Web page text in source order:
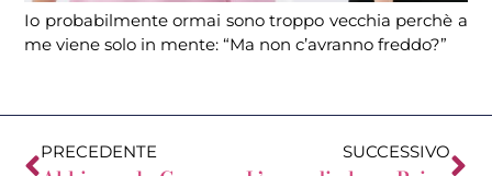
Io probabilmente ormai sono troppo vecchia perchè a
me viene solo in mente: “Ma non c’avranno freddo?”
PRECEDENTE SUCCESSIVO